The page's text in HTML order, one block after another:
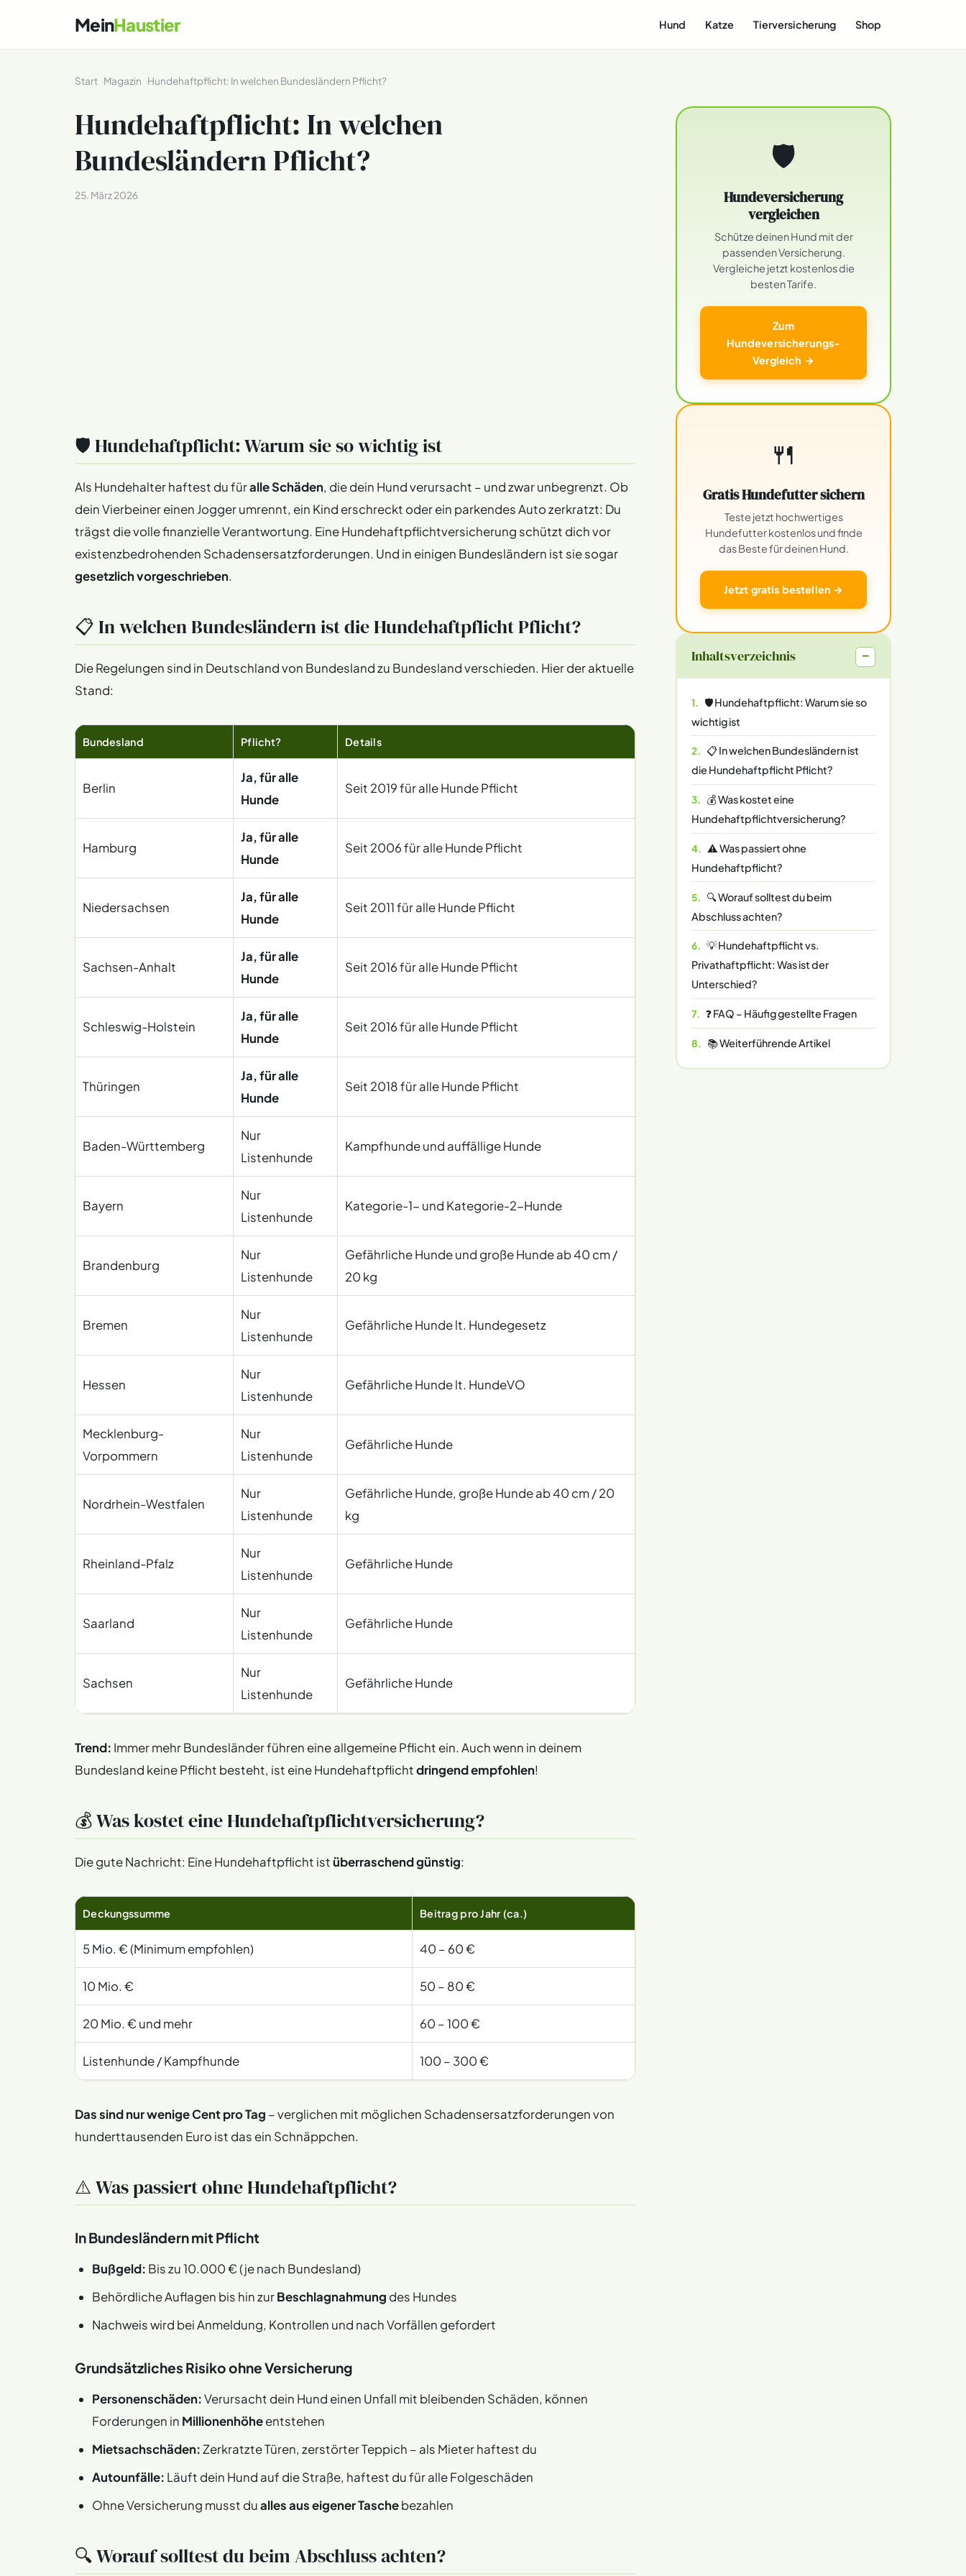
MeinHaustier Hund Katze Tierversicherung Shop
Start Magazin Hundehaftpflicht: In welchen Bundesländern Pflicht?
Hundehaftpflicht: In welchen
Bundesländern Pflicht?
25. März 2026
🛡️ Hundehaftpflicht: Warum sie so wichtig ist
Als Hundehalter haftest du füralle Schäden, die dein Hund verursacht – und zwar unbegrenzt. Ob
dein Vierbeiner einen Jogger umrennt, ein Kind erschreckt oder ein parkendes Auto zerkratzt: Du
trägst die volle finanzielle Verantwortung. Eine Hundehaftpflichtversicherung schützt dich vor
existenzbedrohenden Schadensersatzforderungen. Und in einigen Bundesländern ist sie sogar
gesetzlich vorgeschrieben.
📋 In welchen Bundesländern ist die Hundehaftpflicht Pflicht?
Die Regelungen sind in Deutschland von Bundesland zu Bundesland verschieden. Hier der aktuelle
Stand:
Bundesland Pflicht? Details
Berlin
Ja, für alle
Hunde
Seit 2019 für alle Hunde Pflicht
Hamburg
Ja, für alle
Hunde
Seit 2006 für alle Hunde Pflicht
Niedersachsen
Ja, für alle
Hunde
Seit 2011 für alle Hunde Pflicht
Sachsen-Anhalt
Ja, für alle
Hunde
Seit 2016 für alle Hunde Pflicht
Schleswig-Holstein
Ja, für alle
Hunde
Seit 2016 für alle Hunde Pflicht
Thüringen
Ja, für alle
Hunde
Seit 2018 für alle Hunde Pflicht
Baden-Württemberg
Nur
Listenhunde
Kampfhunde und auffällige Hunde
Bayern
Nur
Listenhunde
Kategorie-1- und Kategorie-2-Hunde
Brandenburg
Nur
Listenhunde
Gefährliche Hunde und große Hunde ab 40 cm /
20 kg
Bremen
Nur
Listenhunde
Gefährliche Hunde lt. Hundegesetz
Hessen
Nur
Listenhunde
Gefährliche Hunde lt. HundeVO
Mecklenburg-
Vorpommern
Nur
Listenhunde
Gefährliche Hunde
Nordrhein-Westfalen
Nur
Listenhunde
Gefährliche Hunde, große Hunde ab 40 cm / 20
kg
Rheinland-Pfalz
Nur
Listenhunde
Gefährliche Hunde
Saarland
Nur
Listenhunde
Gefährliche Hunde
Sachsen
Nur
Listenhunde
Gefährliche Hunde
Trend: Immer mehr Bundesländer führen eine allgemeine Pflicht ein. Auch wenn in deinem
Bundesland keine Pflicht besteht, ist eine Hundehaftpflichtdringend empfohlen!
💰 Was kostet eine Hundehaftpflichtversicherung?
Die gute Nachricht: Eine Hundehaftpflicht istüberraschend günstig:
Deckungssumme Beitrag pro Jahr (ca.)
5 Mio. € (Minimum empfohlen) 40 – 60 €
10 Mio. € 50 – 80 €
20 Mio. € und mehr 60 – 100 €
Listenhunde / Kampfhunde 100 – 300 €
Das sind nur wenige Cent pro Tag – verglichen mit möglichen Schadensersatzforderungen von
hunderttausenden Euro ist das ein Schnäppchen.
⚠️ Was passiert ohne Hundehaftpflicht?
In Bundesländern mit Pflicht
Bußgeld: Bis zu 10.000 € (je nach Bundesland)
Behördliche Auflagen bis hin zurBeschlagnahmung des Hundes
Nachweis wird bei Anmeldung, Kontrollen und nach Vorfällen gefordert
Grundsätzliches Risiko ohne Versicherung
Personenschäden:Verursacht dein Hund einen Unfall mit bleibenden Schäden, können
Forderungen in Millionenhöheentstehen
Mietsachschäden:Zerkratzte Türen, zerstörter Teppich – als Mieter haftest du
Autounfälle: Läuft dein Hund auf die Straße, haftest du für alle Folgeschäden
Ohne Versicherung musst dualles aus eigener Taschebezahlen
🔍 Worauf solltest du beim Abschluss achten?
🛡
Hundeversicherung
vergleichen
Schütze deinen Hund mit der
passenden Versicherung.
Vergleiche jetzt kostenlos die
besten Tarife.
Zum
Hundeversicherungs-
Vergleich →
🍴
Gratis Hundefutter sichern
Teste jetzt hochwertiges
Hundefutter kostenlos und finde
das Beste für deinen Hund.
Jetzt gratis bestellen →
Inhaltsverzeichnis −
🛡️ Hundehaftpflicht: Warum sie so
wichtig ist
📋 In welchen Bundesländern ist
die Hundehaftpflicht Pflicht?
💰 Was kostet eine
Hundehaftpflichtversicherung?
⚠️ Was passiert ohne
Hundehaftpflicht?
🔍 Worauf solltest du beim
Abschluss achten?
💡 Hundehaftpflicht vs.
Privathaftpflicht: Was ist der
Unterschied?
❓ FAQ – Häufig gestellte Fragen
📚 Weiterführende Artikel